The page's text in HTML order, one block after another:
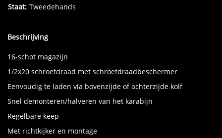
Staat: Tweedehands
Beschrijving
16-schot magazijn
1/2x20 schroefdraad met schroefdraadbeschermer
Eenvoudig te laden via bovenzijde of achterzijde kolf
Snel demonteren/halveren van het karabijn
Regelbare keep
Met richtkijker en montage